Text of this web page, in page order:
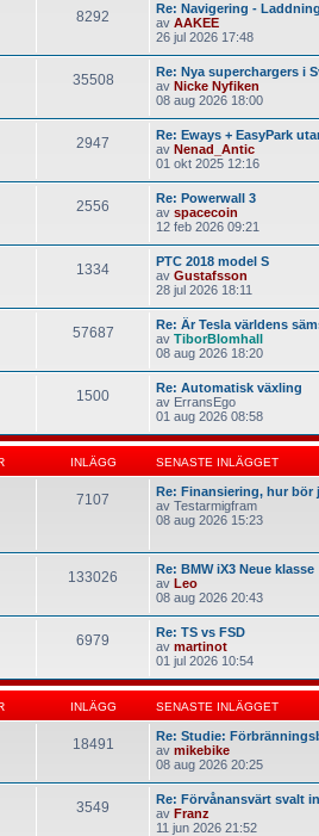
8292
Re: Navigering -
av AAKEE
26 jul 2026 17:48
35508
Re: Nya superchargers i
av Nicke Nyfiken
08 aug 2026 18:00
2947
Re: Eways + EasyPark
av Nenad_Antic
01 okt 2025 12:16
2556
Re: Powerwall 3
av spacecoin
12 feb 2026 09:21
1334
PTC 2018 model S
av Gustafsson
28 jul 2026 18:11
57687
Re: Är Tesla världens
av TiborBlomhall
08 aug 2026 18:20
1500
Re: Automatisk växling
av ErransEgo
01 aug 2026 08:58
INLÄGG SENASTE INLÄGGET
7107
Re: Finansiering, hur bör
av Testarmigfram
08 aug 2026 15:23
133026
Re: BMW iX3 Neue klasse
av Leo
08 aug 2026 20:43
6979
Re: TS vs FSD
av martinot
01 jul 2026 10:54
INLÄGG SENASTE INLÄGGET
18491
Re: Studie:
av mikebike
08 aug 2026 20:25
3549
Re: Förvånansvärt svalt
av Franz
11 jun 2026 21:52